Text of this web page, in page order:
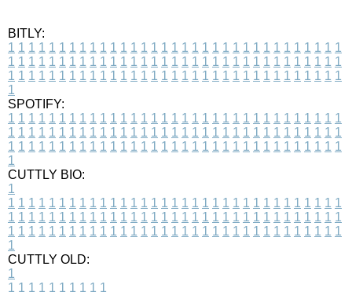
BITLY:
1 1 1 1 1 1 1 1 1 1 1 1 1 1 1 1 1 1 1 1 1 1 1 1 1 1 1 1 1 1 1 1 1
1 1 1 1 1 1 1 1 1 1 1 1 1 1 1 1 1 1 1 1 1 1 1 1 1 1 1 1 1 1 1 1 1
1 1 1 1 1 1 1 1 1 1 1 1 1 1 1 1 1 1 1 1 1 1 1 1 1 1 1 1 1 1 1 1 1
1
SPOTIFY:
1 1 1 1 1 1 1 1 1 1 1 1 1 1 1 1 1 1 1 1 1 1 1 1 1 1 1 1 1 1 1 1 1
1 1 1 1 1 1 1 1 1 1 1 1 1 1 1 1 1 1 1 1 1 1 1 1 1 1 1 1 1 1 1 1 1
1 1 1 1 1 1 1 1 1 1 1 1 1 1 1 1 1 1 1 1 1 1 1 1 1 1 1 1 1 1 1 1 1
1
CUTTLY BIO:
1
1 1 1 1 1 1 1 1 1 1 1 1 1 1 1 1 1 1 1 1 1 1 1 1 1 1 1 1 1 1 1 1 1
1 1 1 1 1 1 1 1 1 1 1 1 1 1 1 1 1 1 1 1 1 1 1 1 1 1 1 1 1 1 1 1 1
1 1 1 1 1 1 1 1 1 1 1 1 1 1 1 1 1 1 1 1 1 1 1 1 1 1 1 1 1 1 1 1 1
1
CUTTLY OLD:
1
1 1 1 1 1 1 1 1 1 1